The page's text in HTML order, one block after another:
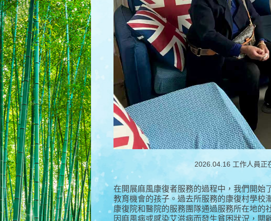
2026.04.16 工作人員正
在開展麻風康復者服務的過程中，我們開始
教育機會的孩子。過去所服務的康復村學校
康復院和醫院的服務團隊通過服務所在地的
因麻風病或感染艾滋病而發生貧困狀況，